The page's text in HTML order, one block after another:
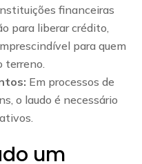
financeiras
para liberar crédito,
para quem
terreno.
Em processos de
o laudo é necessário
um